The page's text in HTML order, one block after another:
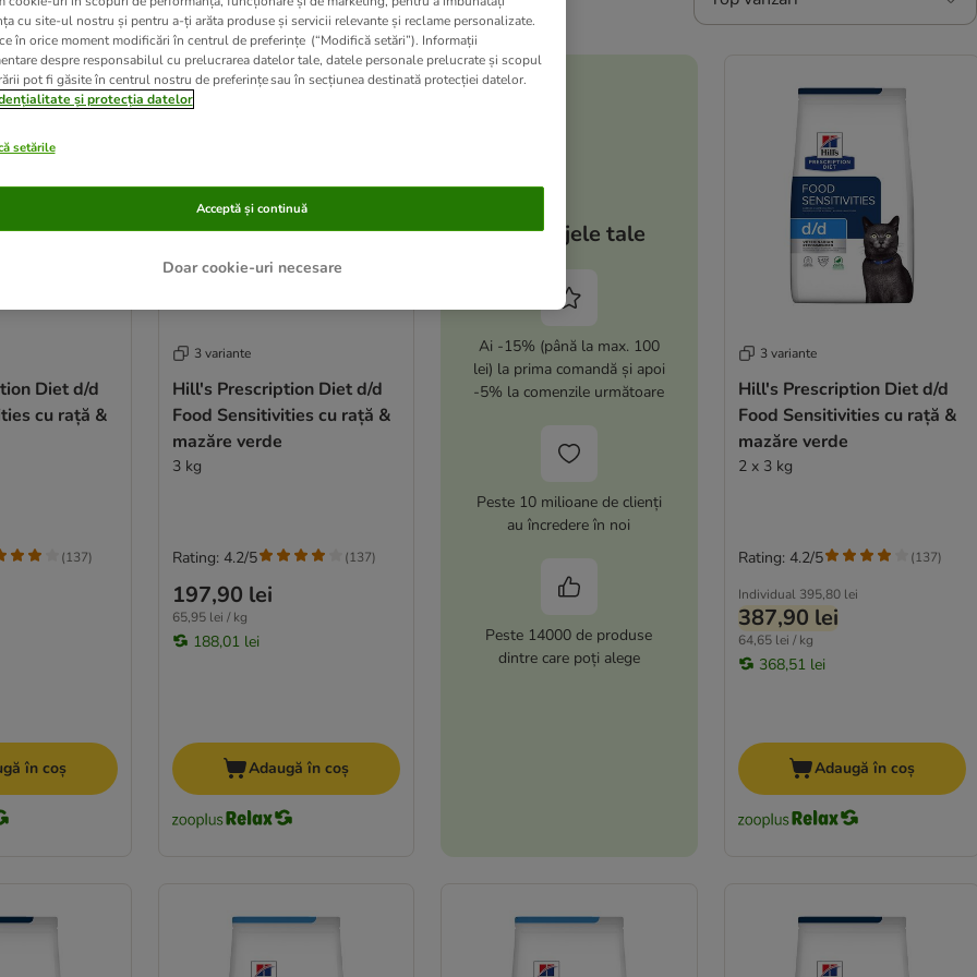
been changed
Diet d/d
cu rață &
(137)
în coș
3 variante
Hill's Prescription Diet d/d
Food Sensitivities cu rață &
mazăre verde
3 kg
197,90 lei
65,95 lei / kg
188,01 lei
Rating: 4.2/5 (137)
Adaugă în coș
Avantajele tale
Ai -15% (până la max. 100
lei) la prima comandă și apoi
-5% la comenzile următoare
Peste 10 milioane de clienți
au încredere în noi
Peste 14000 de produse
dintre care poți alege
3 variante
Hill's Prescription Diet d/d
Food Sensitivities cu rață &
mazăre verde
2 x 3 kg
Individual 395,80 lei
387,90 lei
64,65 lei / kg
368,51 lei
Rating: 4.2/5 (137)
Adaugă în coș
cu site-ul nostru și pentru a-ți arăta produse și servicii relevante și reclame personalizate.
în orice moment modificări în centrul de preferințe (“Modifică setări”). Informații
despre responsabilul cu prelucrarea datelor tale, datele personale prelucrate și scopul
pot fi găsite în centrul nostru de preferințe sau în secțiunea destinată protecției datelor.
și protecția datelor
setările
Doar cookie-uri necesare
Acceptă și continuă